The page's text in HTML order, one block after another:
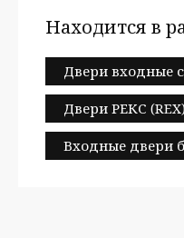
Находится в
Двери входные
Двери РЕКС
Входные двери